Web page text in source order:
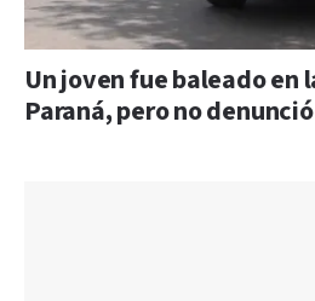
Un joven fue baleado en
Paraná, pero no